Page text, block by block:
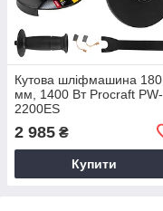
Кутова шліфмашина 180
мм, 1400 Вт Procraft PW-
2200ES
2 985 ₴
Купити